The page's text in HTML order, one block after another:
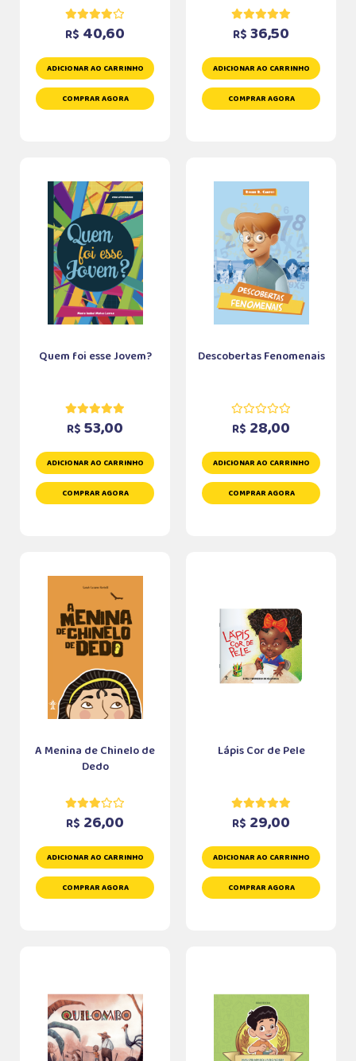
R$ 40,60
ADICIONAR AO CARRINHO
COMPRAR AGORA
R$ 36,50
ADICIONAR AO CARRINHO
COMPRAR AGORA
Quem foi esse Jovem?
R$ 53,00
ADICIONAR AO CARRINHO
COMPRAR AGORA
Descobertas Fenomenais
R$ 28,00
ADICIONAR AO CARRINHO
COMPRAR AGORA
A Menina de Chinelo de
Dedo
R$ 26,00
ADICIONAR AO CARRINHO
COMPRAR AGORA
Lápis Cor de Pele
R$ 29,00
ADICIONAR AO CARRINHO
COMPRAR AGORA